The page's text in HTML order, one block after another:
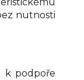
nutnosti
k podpoře